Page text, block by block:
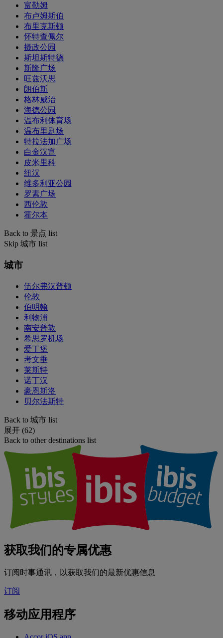
富勒姆
布卢姆斯伯
布里克斯顿
怀特查佩尔
摄政公园
斯坦斯特德
斯隆广场
旺兹沃思
朗伯斯
格林威治
海德公园
温布利体育场
温布里剧场
特拉法加广场
白金汉宫
皮米里科
纽汉
维多利亚公园
罗素广场
西伦敦
霍尔本
Back to 景点 list
Skip 城市 list
城市
伍尔弗汉普顿
伦敦
伯明翰
利物浦
南安普敦
希思罗机场
爱丁堡
考文垂
莱斯特
诺丁汉
豪恩斯洛
贝尔法斯特
Back to 城市 list
展开 (62)
Back to other destinations list
获取我们的专属优惠
订阅时事通讯，以获取我们的最新优惠信息
订阅
移动应用程序